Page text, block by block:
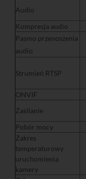
Audio
Kompresja audio
Pasmo przenoszenia
audio
Strumień RTSP
ONVIF
Zasilanie
Pobór mocy
Zakres
temperaturowy
uruchomienia
kamery